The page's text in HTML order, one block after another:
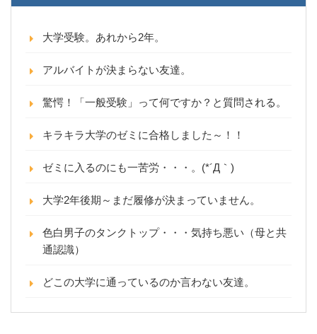
大学受験。あれから2年。
アルバイトが決まらない友達。
驚愕！「一般受験」って何ですか？と質問される。
キラキラ大学のゼミに合格しました～！！
ゼミに入るのにも一苦労・・・。(*´Д｀)
大学2年後期～まだ履修が決まっていません。
色白男子のタンクトップ・・・気持ち悪い（母と共
通認識）
どこの大学に通っているのか言わない友達。